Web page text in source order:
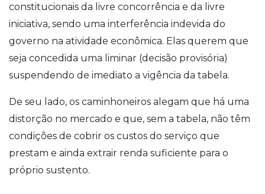
constitucionais da livre concorrência e da livre
iniciativa, sendo uma interferência indevida do
governo na atividade econômica. Elas querem que
seja concedida uma liminar (decisão provisória)
suspendendo de imediato a vigência da tabela.
De seu lado, os caminhoneiros alegam que há uma
distorção no mercado e que, sem a tabela, não têm
condições de cobrir os custos do serviço que
prestam e ainda extrair renda suficiente para o
próprio sustento.